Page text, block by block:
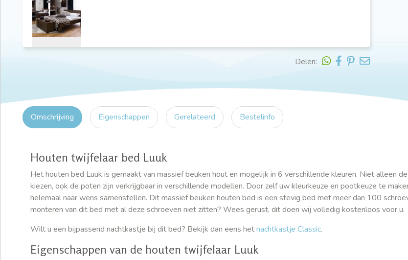
Delen:
Omschrijving Eigenschappen Gerelateerd Bestelinfo
Houten twijfelaar bed Luuk
Het houten bed Luuk is gemaakt van massief beuken hout en mogelijk in 6 verschillende kleuren. Niet alleen
kiezen, ook de poten zijn verkrijgbaar in verschillende modellen. Door zelf uw kleurkeuze en pootkeuze te
helemaal naar wens samenstellen. Dit massief beuken houten bed is een stevig bed met meer dan 100
monteren van dit bed met al deze schroeven niet zitten? Wees gerust, dit doen wij volledig kostenloos voor u.
Wilt u een bijpassend nachtkastje bij dit bed? Bekijk dan eens hetnachtkastje Classic.
Eigenschappen van de houten twijfelaar Luuk